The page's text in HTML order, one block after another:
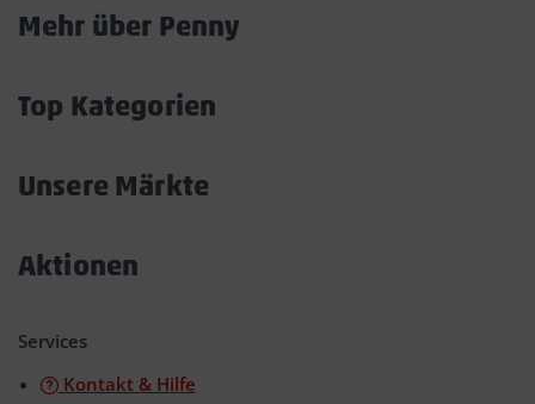
Mehr über Penny
Top Kategorien
Unsere Märkte
Aktionen
Services
Kontakt & Hilfe